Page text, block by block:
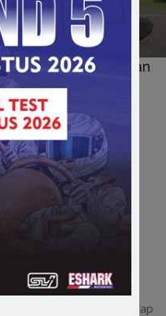
Rizky Ramadhan
Cup Prix 2026
,BeginnerKarting,
,GoKartLife
,
KartingJunior,
Racing, Genio Rizky
mengawali musim balap